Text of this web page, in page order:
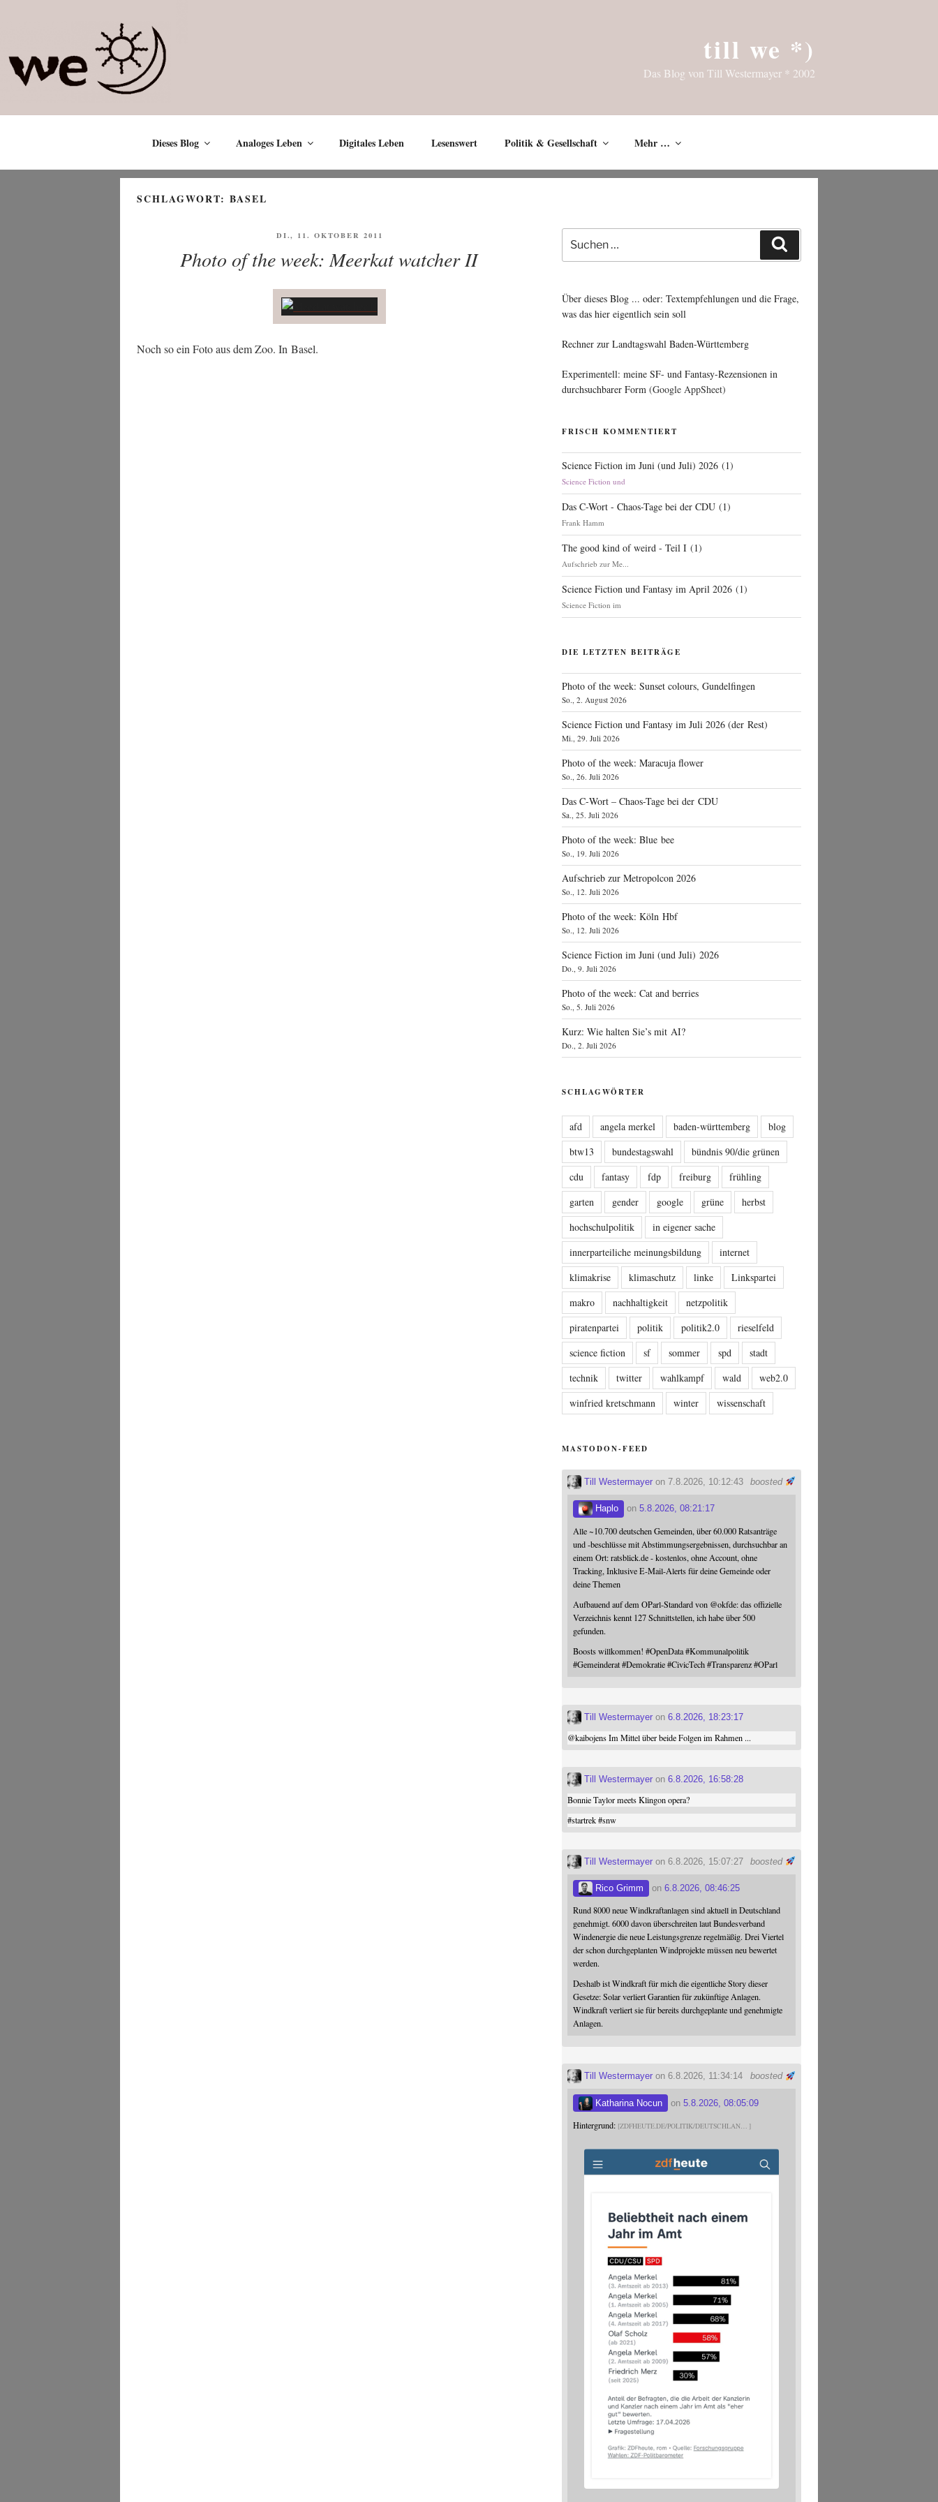
till we *)
Das Blog von Till Westermayer * 2002
Dieses Blog Analoges Leben Digitales Leben Lesenswert Politik & Gesellschaft Mehr …
SCHLAGWORT: BASEL
VERÖFFENTLICHT
DI., 11. OKTOBER 2011
Photo of the week: Meerkat watcher II
Noch so ein Foto aus dem Zoo. In Basel.
Suche
nach:
Über dieses Blog ... oder: Textempfehlungen und die Frage,
was das hier eigentlich sein soll
Rechner zur Landtagswahl Baden-Württemberg
Experimentell: meine SF- und Fantasy-Rezensionen in
durchsuchbarer Form (Google AppSheet)
FRISCH KOMMENTIERT
Science Fiction im Juni (und Juli) 2026 (1)
Science Fiction und
Das C-Wort - Chaos-Tage bei der CDU (1)
Frank Hamm
The good kind of weird - Teil I (1)
Aufschrieb zur Me...
Science Fiction und Fantasy im April 2026 (1)
Science Fiction im
DIE LETZTEN BEITRÄGE
Photo of the week: Sunset colours, Gundelfingen
So., 2. August 2026
Science Fiction und Fantasy im Juli 2026 (der Rest)
Mi., 29. Juli 2026
Photo of the week: Maracuja flower
So., 26. Juli 2026
Das C‑Wort – Chaos-Tage bei der CDU
Sa., 25. Juli 2026
Photo of the week: Blue bee
So., 19. Juli 2026
Aufschrieb zur Metropolcon 2026
So., 12. Juli 2026
Photo of the week: Köln Hbf
So., 12. Juli 2026
Science Fiction im Juni (und Juli) 2026
Do., 9. Juli 2026
Photo of the week: Cat and berries
So., 5. Juli 2026
Kurz: Wie halten Sie’s mit AI?
Do., 2. Juli 2026
SCHLAGWÖRTER
afd angela merkel baden-württemberg
blog
btw13
bundestagswahl
bündnis 90/die grünen
cdu
fantasy fdp freiburg
frühling
garten
gender google grüne
herbst
hochschulpolitik
in eigener sache
innerparteiliche meinungsbildung
internet
klimakrise
klimaschutz linke
Linkspartei
makro
nachhaltigkeit
netzpolitik
piratenpartei
politik politik2.0
rieselfeld
science fiction
sf sommer spd
stadt
technik
twitter wahlkampf wald
web2.0
winfried kretschmann
winter wissenschaft
MASTODON-FEED
boosted
Till Westermayer on 7.8.2026, 10:12:43
Haplo on5.8.2026, 08:21:17
Alle ~10.700 deutschen Gemeinden, über 60.000 Ratsanträge
und -beschlüsse mit Abstimmungsergebnissen, durchsuchbar an
einem Ort: ratsblick.de - kostenlos, ohne Account, ohne
Tracking, Inklusive E-Mail-Alerts für deine Gemeinde oder
deine Themen
Aufbauend auf dem OParl-Standard von @okfde: das offizielle
Verzeichnis kennt 127 Schnittstellen, ich habe über 500
gefunden.
Boosts willkommen!#OpenData #Kommunalpolitik
#Gemeinderat #Demokratie #CivicTech #Transparenz #OParl
Till Westermayer on6.8.2026, 18:23:17
@kaibojensIm Mittel über beide Folgen im Rahmen ...
Till Westermayer on6.8.2026, 16:58:28
Bonnie Taylor meets Klingon opera?
#startrek #snw
boosted
Till Westermayer on 6.8.2026, 15:07:27
Rico Grimm on6.8.2026, 08:46:25
Rund 8000 neue Windkraftanlagen sind aktuell in Deutschland
genehmigt. 6000 davon überschreiten laut Bundesverband
Windenergie die neue Leistungsgrenze regelmäßig. Drei Viertel
der schon durchgeplanten Windprojekte müssen neu bewertet
werden.
Deshalb ist Windkraft für mich die eigentliche Story dieser
Gesetze: Solar verliert Garantien für zukünftige Anlagen.
Windkraft verliert sie für bereits durchgeplante und genehmigte
Anlagen.
boosted
Till Westermayer on 6.8.2026, 11:34:14
Katharina Nocun on5.8.2026, 08:05:09
Hintergrund: ZDFHEUTE.DE/POLITIK/DEUTSCHLAN